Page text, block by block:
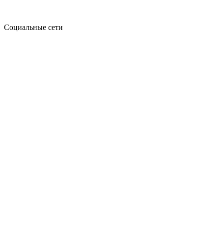
Социальные сети